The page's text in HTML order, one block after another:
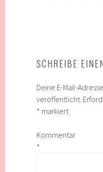
SCHREIBE
Deine E-Mail-
veröffentlicht.
* markiert
Kommentar
*